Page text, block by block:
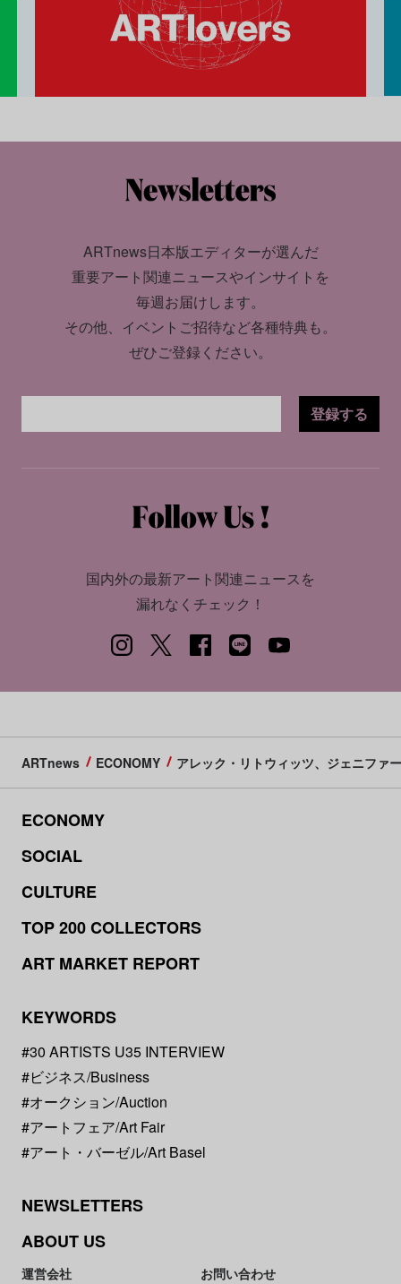
ARTnews日本版エディターが選んだ
重要アート関連ニュースやインサイトを
毎週お届けします。
その他、イベントご招待など各種特典も。
ぜひご登録ください。
登録する
国内外の最新アート関連ニュースを
漏れなくチェック！
ARTnews ECONOMY アレック・リトウィッツ、ジェニフ
ECONOMY
SOCIAL
CULTURE
TOP 200 COLLECTORS
ART MARKET REPORT
KEYWORDS
#30 ARTISTS U35 INTERVIEW
#ビジネス/Business
#オークション/Auction
#アートフェア/Art Fair
#アート・バーゼル/Art Basel
NEWSLETTERS
ABOUT US
運営会社 お問い合わせ